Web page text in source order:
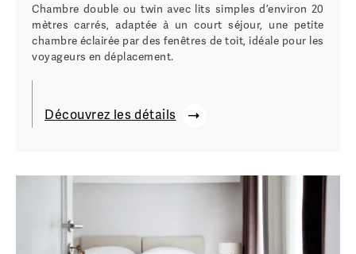
Chambre double ou twin avec lits simples d’environ 20
mètres carrés, adaptée à un court séjour, une petite
chambre éclairée par des fenêtres de toit, idéale pour les
voyageurs en déplacement.
Découvrez les détails